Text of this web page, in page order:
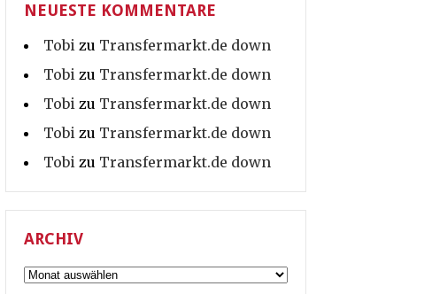
NEUESTE KOMMENTARE
Tobi zu Transfermarkt.de down
Tobi zu Transfermarkt.de down
Tobi zu Transfermarkt.de down
Tobi zu Transfermarkt.de down
Tobi zu Transfermarkt.de down
ARCHIV
Archiv